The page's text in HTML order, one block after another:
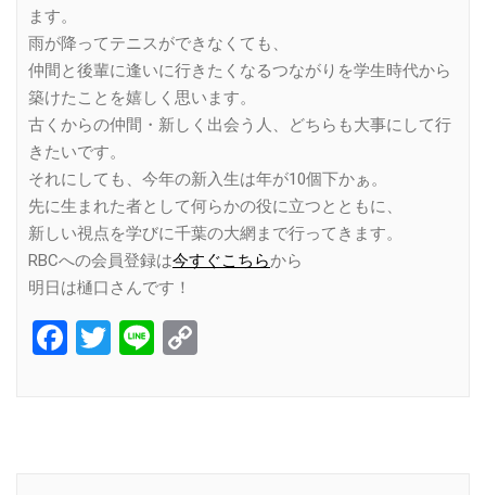
ます。
雨が降ってテニスができなくても、
仲間と後輩に逢いに行きたくなるつながりを学生時代から
築けたことを嬉しく思います。
古くからの仲間・新しく出会う人、どちらも大事にして行
きたいです。
それにしても、今年の新入生は年が10個下かぁ。
先に生まれた者として何らかの役に立つとともに、
新しい視点を学びに千葉の大網まで行ってきます。
RBCへの会員登録は今すぐこちらから
明日は樋口さんです！
Facebook
Twitter
Line